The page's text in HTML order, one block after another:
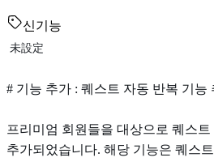
신기능
未設定
# 기능 추가 : 퀘스트 자동 반복 기능
프리미엄 회원들을 대상으로 퀘스트
추가되었습니다. 해당 기능은 퀘스